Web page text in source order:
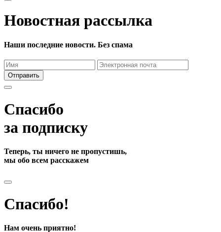
Новостная рассылка
Наши последние новости. Без спама
Отправить
Спасибо
за подписку
Теперь, ты ничего не пропустишь,
мы обо всем расскажем
Спасибо!
Нам очень приятно!